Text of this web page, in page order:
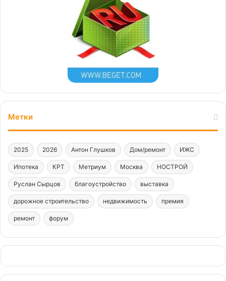
Метки
2025 2026 Антон Глушков Дом/ремонт ИЖС
Ипотека КРТ Метриум Москва НОСТРОЙ
Руслан Сырцов благоустройство выставка
дорожное строительство недвижимость премия
ремонт форум